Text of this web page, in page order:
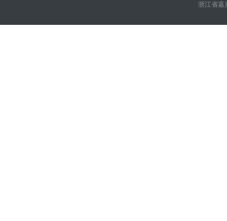
浙江省嘉